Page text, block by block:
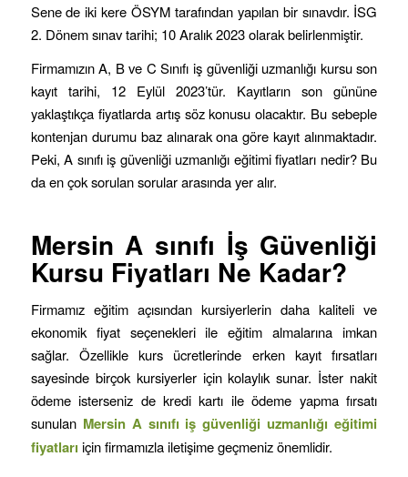
Sene de iki kere ÖSYM tarafından yapılan bir sınavdır. İSG
2. Dönem sınav tarihi; 10 Aralık 2023 olarak belirlenmiştir.
Firmamızın A, B ve C Sınıfı iş güvenliği uzmanlığı kursu son
kayıt tarihi, 12 Eylül 2023’tür. Kayıtların son gününe
yaklaştıkça fiyatlarda artış söz konusu olacaktır. Bu sebeple
kontenjan durumu baz alınarak ona göre kayıt alınmaktadır.
Peki, A sınıfı iş güvenliği uzmanlığı eğitimi fiyatları nedir? Bu
da en çok sorulan sorular arasında yer alır.
Mersin A sınıfı İş Güvenliği
Kursu Fiyatları Ne Kadar?
Firmamız eğitim açısından kursiyerlerin daha kaliteli ve
ekonomik fiyat seçenekleri ile eğitim almalarına imkan
sağlar. Özellikle kurs ücretlerinde erken kayıt fırsatları
sayesinde birçok kursiyerler için kolaylık sunar. İster nakit
ödeme isterseniz de kredi kartı ile ödeme yapma fırsatı
sunulan Mersin A sınıfı iş güvenliği uzmanlığı eğitimi
fiyatları için firmamızla iletişime geçmeniz önemlidir.